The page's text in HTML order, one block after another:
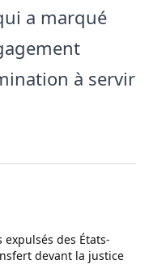
a marqué
à servir
des États-
devant la justice